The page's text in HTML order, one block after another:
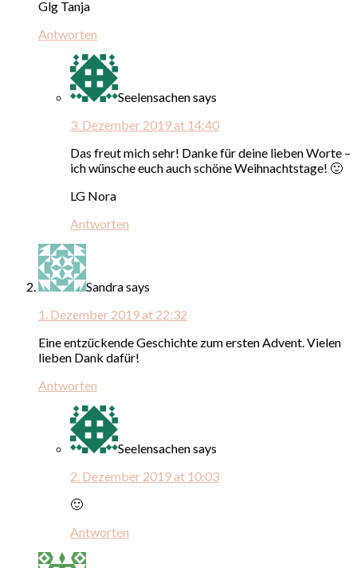
Glg Tanja
Antworten
Seelensachensays
3. Dezember 2019 at 14:40
Das freut mich sehr! Danke für deine lieben Worte –
ich wünsche euch auch schöne Weihnachtstage! 🙂
LG Nora
Antworten
Sandrasays
1. Dezember 2019 at 22:32
Eine entzückende Geschichte zum ersten Advent. Vielen
lieben Dank dafür!
Antworten
Seelensachensays
2. Dezember 2019 at 10:03
🙂
Antworten